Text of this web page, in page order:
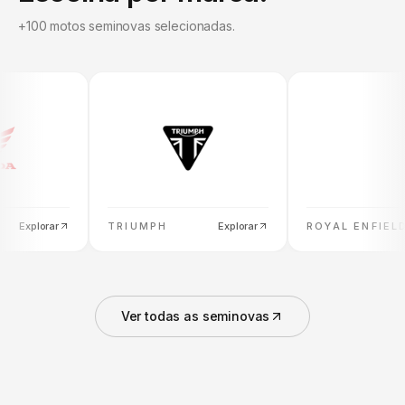
+100 motos seminovas selecionadas.
Explorar TRIUMPH Explorar ROYAL ENFIELD
Ver todas as seminovas